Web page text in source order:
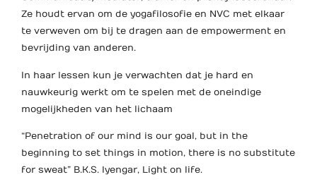
Ze houdt ervan om de yogafilosofie en NVC met elkaar
te verweven om bij te dragen aan de empowerment en
bevrijding van anderen.
In haar lessen kun je verwachten dat je hard en
nauwkeurig werkt om te spelen met de oneindige
mogelijkheden van het lichaam
“Penetration of our mind is our goal, but in the
beginning to set things in motion, there is no substitute
for sweat” B.K.S. Iyengar, Light on life.